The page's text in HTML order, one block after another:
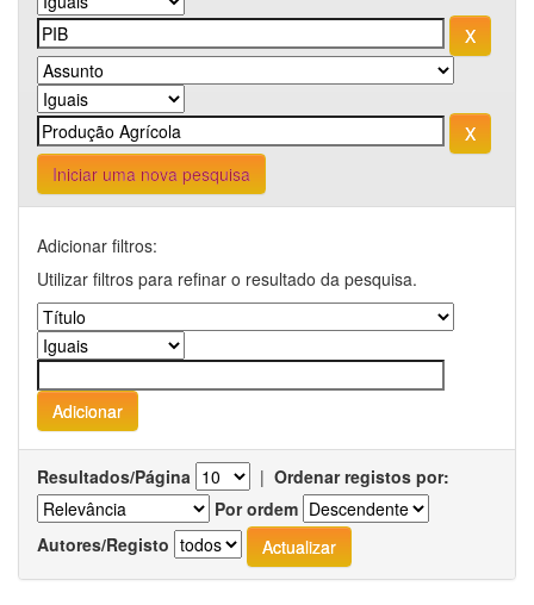
Iniciar uma nova pesquisa
Adicionar filtros:
Utilizar filtros para refinar o resultado da pesquisa.
Resultados/Página | Ordenar registos por:
Por ordem
Autores/Registo